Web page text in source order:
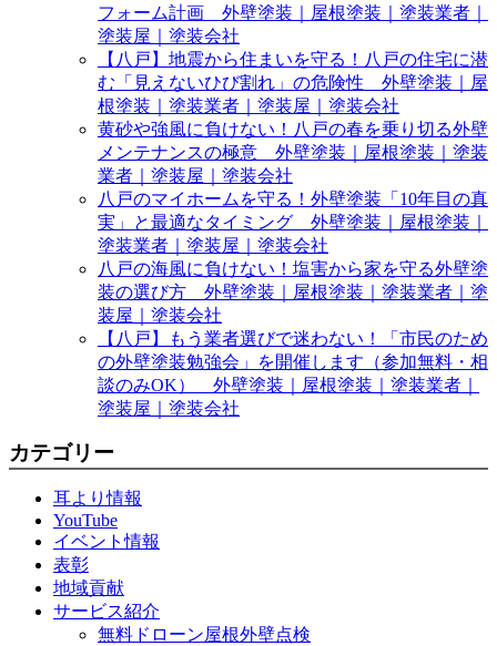
フォーム計画 外壁塗装｜屋根塗装｜塗装業者｜
塗装屋｜塗装会社
【八戸】地震から住まいを守る！八戸の住宅に潜
む「見えないひび割れ」の危険性 外壁塗装｜屋
根塗装｜塗装業者｜塗装屋｜塗装会社
黄砂や強風に負けない！八戸の春を乗り切る外壁
メンテナンスの極意 外壁塗装｜屋根塗装｜塗装
業者｜塗装屋｜塗装会社
八戸のマイホームを守る！外壁塗装「10年目の真
実」と最適なタイミング 外壁塗装｜屋根塗装｜
塗装業者｜塗装屋｜塗装会社
八戸の海風に負けない！塩害から家を守る外壁塗
装の選び方 外壁塗装｜屋根塗装｜塗装業者｜塗
装屋｜塗装会社
【八戸】もう業者選びで迷わない！「市民のため
の外壁塗装勉強会」を開催します（参加無料・相
談のみOK） 外壁塗装｜屋根塗装｜塗装業者｜
塗装屋｜塗装会社
カテゴリー
耳より情報
YouTube
イベント情報
表彰
地域貢献
サービス紹介
無料ドローン屋根外壁点検